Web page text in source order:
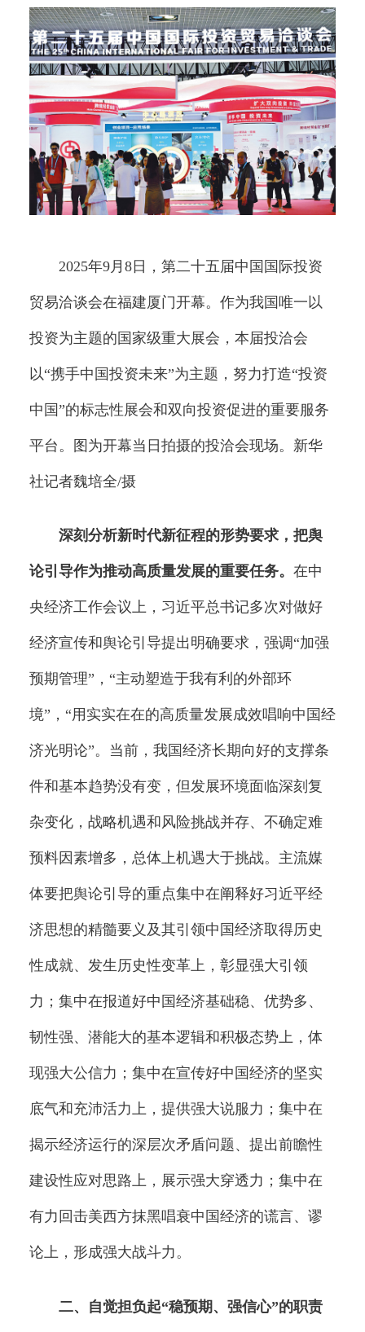
2025年9月8日，第二十五届中国国际投资
贸易洽谈会在福建厦门开幕。作为我国唯一以
投资为主题的国家级重大展会，本届投洽会
以“携手中国投资未来”为主题，努力打造“投资
中国”的标志性展会和双向投资促进的重要服务
平台。图为开幕当日拍摄的投洽会现场。新华
社记者魏培全/摄
深刻分析新时代新征程的形势要求，把舆
论引导作为推动高质量发展的重要任务。 在中
央经济工作会议上，习近平总书记多次对做好
经济宣传和舆论引导提出明确要求，强调“加强
预期管理”，“主动塑造于我有利的外部环
境”，“用实实在在的高质量发展成效唱响中国经
济光明论”。当前，我国经济长期向好的支撑条
件和基本趋势没有变，但发展环境面临深刻复
杂变化，战略机遇和风险挑战并存、不确定难
预料因素增多，总体上机遇大于挑战。主流媒
体要把舆论引导的重点集中在阐释好习近平经
济思想的精髓要义及其引领中国经济取得历史
性成就、发生历史性变革上，彰显强大引领
力；集中在报道好中国经济基础稳、优势多、
韧性强、潜能大的基本逻辑和积极态势上，体
现强大公信力；集中在宣传好中国经济的坚实
底气和充沛活力上，提供强大说服力；集中在
揭示经济运行的深层次矛盾问题、提出前瞻性
建设性应对思路上，展示强大穿透力；集中在
有力回击美西方抹黑唱衰中国经济的谎言、谬
论上，形成强大战斗力。
二、自觉担负起“稳预期、强信心”的职责